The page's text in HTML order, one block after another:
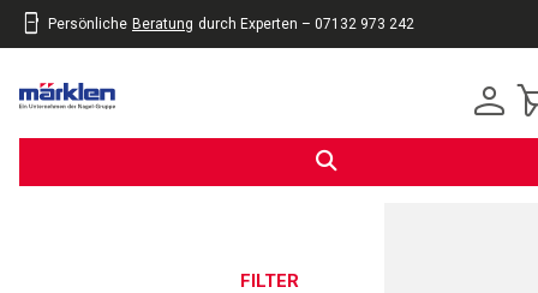
Persönliche Beratung durch Experten – 07132 973 242
FILTER